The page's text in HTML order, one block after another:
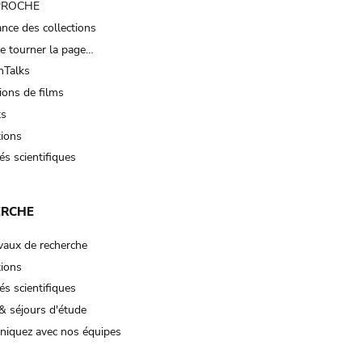
des collections
tourner la page…
de films
scientifiques
de recherche
scientifiques
séjours d'étude
avec nos équipes